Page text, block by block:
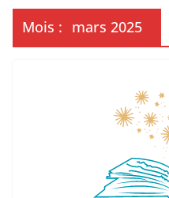
Mois : mars 2025